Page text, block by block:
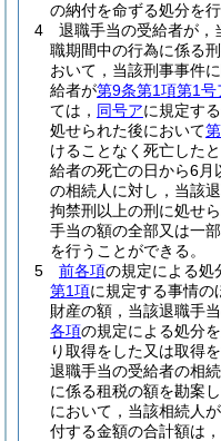
の納付を命ずる処分を
4
退職手当の受給者が，
職期間中の行為に係る
おいて，当該刑事事件
給者が第9条第1項第1号
ては， 同号アに規定す
処せられた後において
けることなく死亡した
給者の死亡の日から6月
の相続人に対し，当該
拘禁刑以上の刑に処せ
手当の額の全部又は一
を行うことができる。
5
前各項の規定による処
第1項に規定する事情の
財産の額，当該退職手
各項の規定による処分
り取得をした又は取得
退職手当の受給者の相
に係る租税の額を勘案
において，当該相続人
付する金額の合計額は